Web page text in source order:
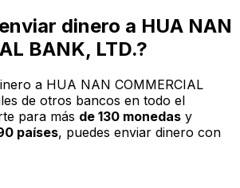
dinero a HUA NAN
BANK, LTD.?
a HUA NAN COMMERCIAL
de otros bancos en todo el
para más de 130 monedas y
países, puedes enviar dinero con